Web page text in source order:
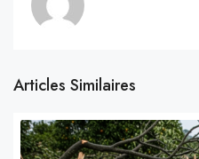
Articles Similaires